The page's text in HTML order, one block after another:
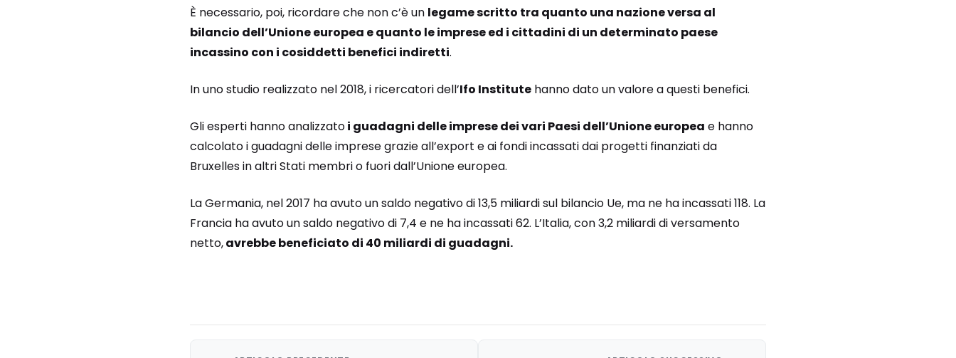
È necessario, poi, ricordare che non c’è un legame scritto tra quanto una nazione versa al
bilancio dell’Unione europea e quanto le imprese ed i cittadini di un determinato paese
incassino con i cosiddetti benefici indiretti.
In uno studio realizzato nel 2018, i ricercatori dell’Ifo Institutehanno dato un valore a questi benefici.
Gli esperti hanno analizzatoi guadagni delle imprese dei vari Paesi dell’Unione europea e hanno
calcolato i guadagni delle imprese grazie all’export e ai fondi incassati dai progetti finanziati da
Bruxelles in altri Stati membri o fuori dall’Unione europea.
La Germania, nel 2017 ha avuto un saldo negativo di 13,5 miliardi sul bilancio Ue, ma ne ha incassati 118. La
Francia ha avuto un saldo negativo di 7,4 e ne ha incassati 62. L’Italia, con 3,2 miliardi di versamento
netto,avrebbe beneficiato di 40 miliardi di guadagni.